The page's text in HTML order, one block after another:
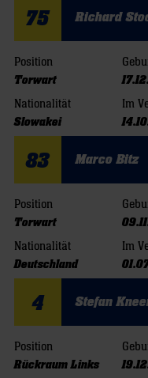
75 Richard
Position
Torwart
Nationalität
Slowakei
Im
83 Marco Bitz
Position
Torwart
Nationalität
Deutschland
Im
4 Stefan
Position
Rückraum Links